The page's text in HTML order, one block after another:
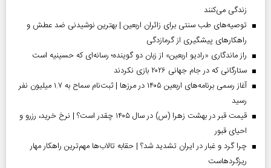
زندگی می‌کنند
توصیه‌های طب سنتی برای زائران اربعین | بهترین نوشیدنی ضد عطش و
راهکارهای پیشگیری از گرمازدگی
راز ماندگاری «رادیو اربعین» از زبان دو گوینده؛ رسانه‌ای که حسینیه است
ستارگانی که در جام جهانی ۲۰۲۶ بازی نکردند
آغاز رسمی برنامه‌های اربعین ۱۴۰۵ در مرز‌ها | ثبت‌نام سماح به ۱.۷ میلیون نفر
رسید
قیمت قبر در بهشت زهرا (س) در سال ۱۴۰۵ چقدر است؟ | نرخ خرید، رزرو و
احیای قبور
چرا گرد و غبار در ایران تشدید شد؟ | حقابه تالاب‌ها مهم‌ترین راهکار مهار
ریزگردهاست